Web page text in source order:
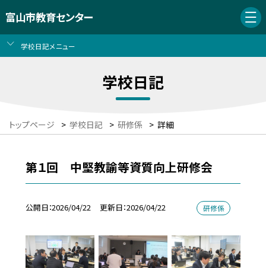
富山市教育センター
学校日記メニュー
学校日記
トップページ > 学校日記 > 研修係 > 詳細
第１回 中堅教諭等資質向上研修会
公開日 2026/04/22 更新日 2026/04/22 研修係